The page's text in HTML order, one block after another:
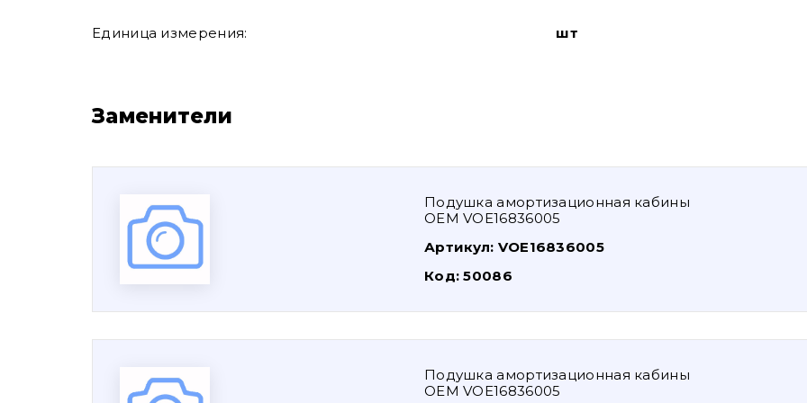
Единица измерения: шт
Заменители
Подушка амортизационная кабины
OEM VOE16836005
Артикул: VOE16836005
Код:50086
Подушка амортизационная кабины
OEM VOE16836005